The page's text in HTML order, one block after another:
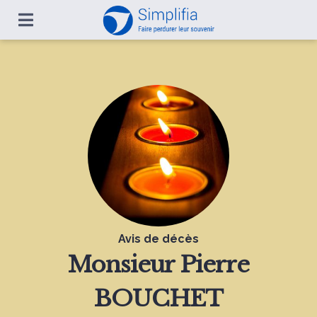
Avis de décès
MonsieurPierre
BOUCHET